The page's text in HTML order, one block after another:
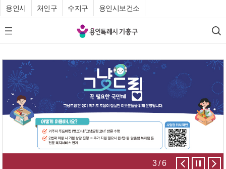
용인시 처인구 수지구 용인시보건소
모
바
메
뉴
버
튼
기
흥
검
색
4/6